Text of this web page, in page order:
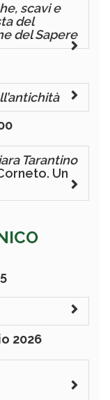
scavi e
del
del Sapere
Tarantino
Un
2026